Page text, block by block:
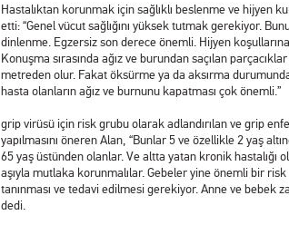
Hastalıktan korunmak için sağlıklı beslenme ve hijyen
etti: “Genel vücut sağlığını yüksek tutmak gerekiyor.
dinlenme. Egzersiz son derece önemli. Hijyen
Konuşma sırasında ağız ve burundan saçılan
metreden olur. Fakat öksürme ya da aksırma
hasta olanların ağız ve burnunu kapatması çok önemli.”
grip virüsü için risk grubu olarak adlandırılan ve grip
yapılmasını öneren Alan, “Bunlar 5 ve özellikle 2 yaş
65 yaş üstünden olanlar. Ve altta yatan kronik hastalığı
aşıyla mutlaka korunmalılar. Gebeler yine önemli bir
tanınması ve tedavi edilmesi gerekiyor. Anne ve bebek
dedi.